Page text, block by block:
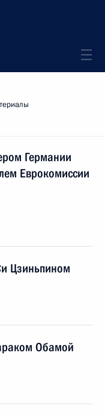
Германии
Еврокомиссии
Цзиньпином
Обамой